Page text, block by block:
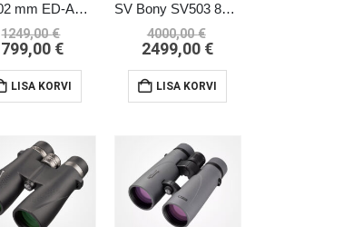
TS 102 mm ED-APO (as new OTA)
1249,00€
hind
1249,00 €.
799,00 €Current
is:
799,00 €.
LISA KORVI
SV Bony SV503 80ED F7 + SW Star Adventurer GTi
4000,00€
hind
4000,00 €.
2499,00 €Current
is:
2499,00 €.
LISA KORVI